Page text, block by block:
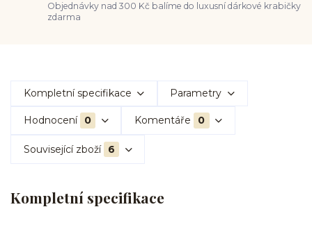
Objednávky nad 300 Kč balíme do luxusní dárkové krabičky
zdarma
Kompletní specifikace Parametry
Hodnocení 0 Komentáře 0
Související zboží 6
Kompletní specifikace